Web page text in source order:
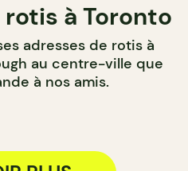
à Toronto
adresses de rotis à
au centre-ville que
à nos amis.